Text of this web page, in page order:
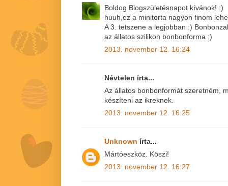
Boldog Blogszületésnapot kívánok! :)
huuh,ez a minitorta nagyon finom
A 3. tetszene a legjobban :)
az állatos szilikon bonbonforma :)
2013. november 12. 16:24
Névtelen írta...
Az állatos bonbonformát szeretném,
készíteni az ikreknek.
2013. november 12. 16:25
Unknown írta...
Mártóeszköz. Köszi!
2013. november 12. 16:27